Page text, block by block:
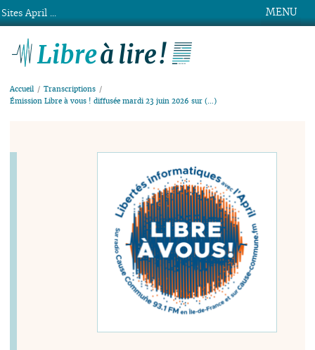
MENU
Accueil
Transcriptions
Émission Libre à vous ! diffusée mardi 23 juin 2026 sur (…)
Sites April ...